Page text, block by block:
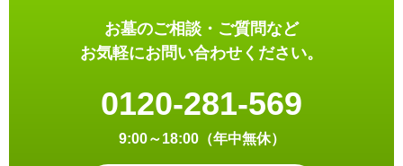
お墓のご相談・ご質問など
お気軽にお問い合わせください。
0120-281-569
9:00～18:00（年中無休）